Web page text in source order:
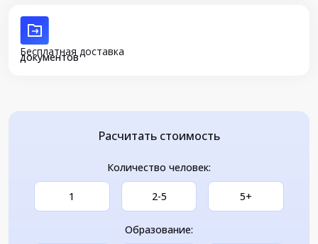
Бесплатная доставка
документов
Расчитать стоимость
Количество человек:
1 2-5 5+
Образование: